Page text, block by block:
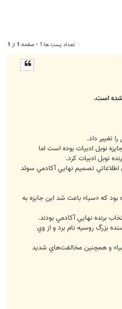
تعداد پست ها:1 • صفحه 1 از 1
شده است.
چاپ ايتاليا و همچنين پايگاه اينترنتي «راشا تودي»، اعلام كرده‌اند كه «آلبرتو موراويا» نويسنده ايتاليايي به تصميم آكادمي نوبل برنده نهايي سال 1958 جايزه نوبل ادبيات بوده است اما
نوبل ادبيات كرد.
اطلاعاتي تصميم نهايي آكادمي سوئد
بود كه «سيا» باعث شد اين جايزه به
بزرگ روسيه نام برد و از وي
با اعمال نفوذ «سيا» و همچنين مخالفت‌هاي شديد